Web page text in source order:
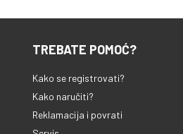
TREBATE POMOĆ?
Kako se registrovati?
Kako naručiti?
Reklamacija i povrati